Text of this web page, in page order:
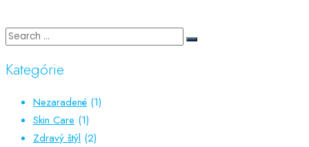
Kategórie
Nezaradené (1)
Skin Care (1)
Zdravý štýl (2)